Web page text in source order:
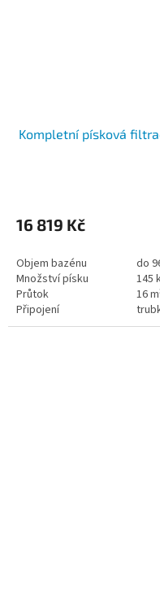
Kompletní písková
16 819 Kč
Objem bazénu
do
Množství písku
145
Průtok
16
Připojení